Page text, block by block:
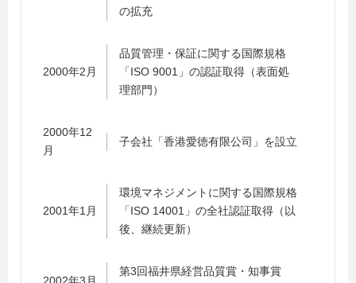
の拡充
2000年2月
品質管理・保証に関する国際規格
「ISO 9001」の認証取得（表面処
理部門）
2000年12
月
子会社「香港愛徳有限公司」を設立
2001年1月
環境マネジメントに関する国際規格
「ISO 14001」の全社認証取得（以
後、継続更新）
2002年3月
第3回福井県経営品質賞・知事賞